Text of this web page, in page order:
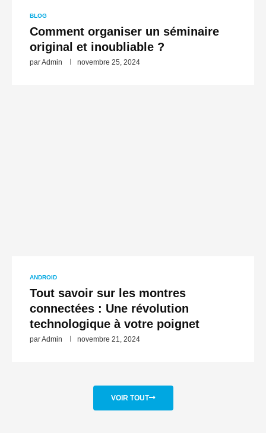
BLOG
Comment organiser un séminaire
original et inoubliable ?
parAdmin novembre 25, 2024
ANDROID
Tout savoir sur les montres
connectées : Une révolution
technologique à votre poignet
parAdmin novembre 21, 2024
VOIR TOUT